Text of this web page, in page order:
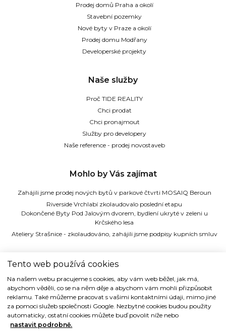
Prodej domů Praha a okolí
Stavební pozemky
Nové byty v Praze a okolí
Prodej domu Modřany
Developerské projekty
Naše služby
Proč TIDE REALITY
Chci prodat
Chci pronajmout
Služby pro developery
Naše reference - prodej novostaveb
Mohlo by Vás zajímat
Zahájili jsme prodej nových bytů v parkové čtvrti MOSAIQ Beroun
Riverside Vrchlabí zkolaudovalo poslední etapu
Dokončené Byty Pod Jalovým dvorem, bydlení ukryté v zeleni u
Krčského lesa
Ateliery Strašnice - zkolaudováno, zahájili jsme podpisy kupních smluv
TIDE REALITY s.r.o.
Dřevná 2, 128 00 Praha 2
Tel: (+420) 224 914 914
e-mail:info@tide.cz
Tento web používá cookies
Na našem webu pracujeme s cookies, aby vám web běžel, jak má,
abychom věděli, co se na něm děje a abychom vám mohli přizpůsobit
reklamu. Také můžeme pracovat s vašimi kontaktními údaji, mimo jiné
za pomoci služeb společnosti Google. Nezbytné cookies budou použity
automaticky, ostatní cookies můžete buď povolit níže nebo
nastavit podrobně.